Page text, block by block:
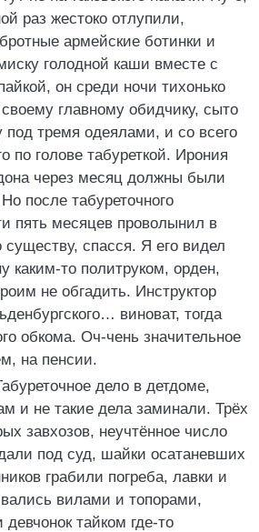
раз жестоко отлупили,
армейские ботинки и
голодной каши вместе с
он среди ночи тихонько
главному обидчику, сыто
тремя одеялами, и со всего
по голове табуреткой. Ирония
через месяц должны были
после табуреточного
пять месяцев проволынил в
спасся. Я его видел
каким-то политруком, орден,
не обгадить. Инструктор
виноват, тогда
обкома. Оч-чень значительное
на пенсии.
дело в детдоме,
и не такие дела заминали. Трёх
завхозов, неучтённое число
под суд, шайки осатаневших
грабили погреба, лавки и
вилами и топорами,
тайком где-то